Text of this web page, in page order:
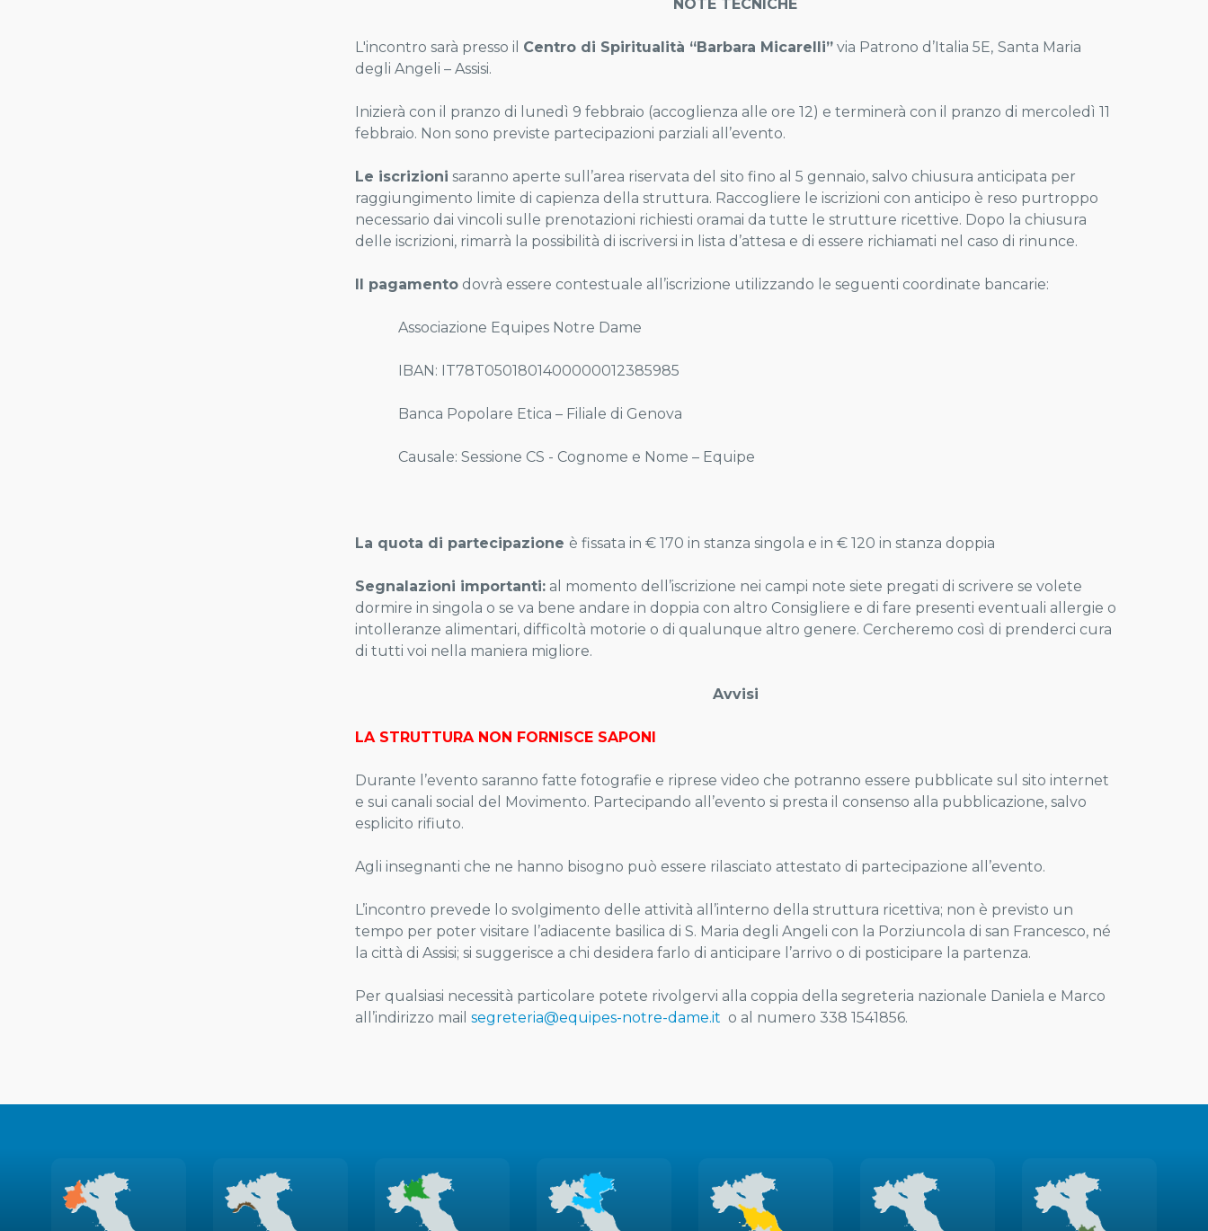
NOTE TECNICHE
L'incontro sarà presso il Centro di Spiritualità “Barbara Micarelli”via Patrono d’Italia 5E, Santa Maria
degli Angeli – Assisi.
Inizierà con il pranzo di lunedì 9 febbraio (accoglienza alle ore 12) e terminerà con il pranzo di mercoledì 11
febbraio. Non sono previste partecipazioni parziali all’evento.
Le iscrizioni saranno aperte sull’area riservata del sito fino al 5 gennaio, salvo chiusura anticipata per
raggiungimento limite di capienza della struttura. Raccogliere le iscrizioni con anticipo è reso purtroppo
necessario dai vincoli sulle prenotazioni richiesti oramai da tutte le strutture ricettive. Dopo la chiusura
delle iscrizioni, rimarrà la possibilità di iscriversi in lista d’attesa e di essere richiamati nel caso di rinunce.
Il pagamentodovrà essere contestuale all’iscrizione utilizzando le seguenti coordinate bancarie:
Associazione Equipes Notre Dame
IBAN: IT78T0501801400000012385985
Banca Popolare Etica – Filiale di Genova
Causale: Sessione CS - Cognome e Nome – Equipe
La quota di partecipazione è fissata in € 170 in stanza singola e in € 120 in stanza doppia
Segnalazioni importanti:al momento dell’iscrizione nei campi note siete pregati di scrivere se volete
dormire in singola o se va bene andare in doppia con altro Consigliere e di fare presenti eventuali allergie o
intolleranze alimentari, difficoltà motorie o di qualunque altro genere. Cercheremo così di prenderci cura
di tutti voi nella maniera migliore.
Avvisi
LA STRUTTURA NON FORNISCE SAPONI
Durante l’evento saranno fatte fotografie e riprese video che potranno essere pubblicate sul sito internet
e sui canali social del Movimento. Partecipando all’evento si presta il consenso alla pubblicazione, salvo
esplicito rifiuto.
Agli insegnanti che ne hanno bisogno può essere rilasciato attestato di partecipazione all’evento.
L’incontro prevede lo svolgimento delle attività all’interno della struttura ricettiva; non è previsto un
tempo per poter visitare l’adiacente basilica di S. Maria degli Angeli con la Porziuncola di san Francesco, né
la città di Assisi; si suggerisce a chi desidera farlo di anticipare l’arrivo o di posticipare la partenza.
Per qualsiasi necessità particolare potete rivolgervi alla coppia della segreteria nazionale Daniela e Marco
all’indirizzo mail segreteria@equipes-notre-dame.it o al numero 338 1541856.